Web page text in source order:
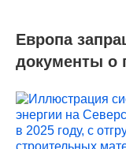
Европа
документы о